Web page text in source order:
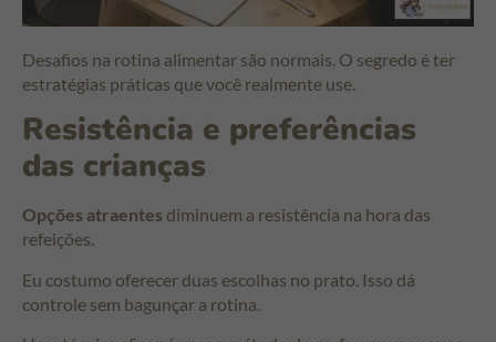
Desafios na rotina alimentar são normais. O segredo é ter
estratégias práticas que você realmente use.
Resistência e preferências
das crianças
Opções atraentes diminuem a resistência na hora das
refeições.
Eu costumo oferecer duas escolhas no prato. Isso dá
controle sem bagunçar a rotina.